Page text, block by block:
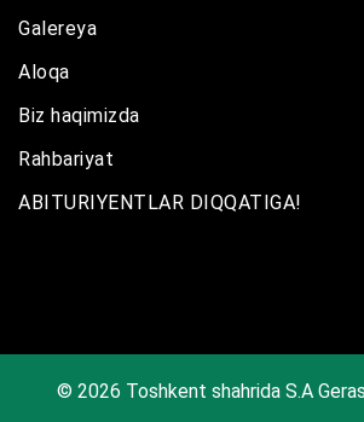
Galereya
Aloqa
Biz haqimizda
Rahbariyat
ABITURIYENTLAR DIQQATIGA!
© 2026 Toshkent shahrida S.A